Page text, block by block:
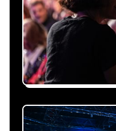
sous 24h avec
personnalisée,
événement et à
Nous